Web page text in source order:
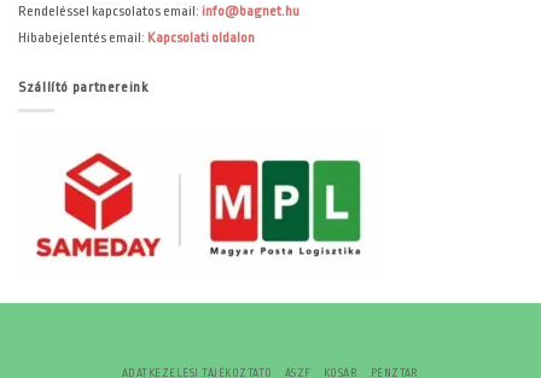
Rendeléssel kapcsolatos email: info@bagnet.hu
Hibabejelentés email: Kapcsolati oldalon
Szállító partnereink
ADATKEZELÉSI TÁJÉKOZTATÓ ÁSZF KOSÁR PÉNZTÁR